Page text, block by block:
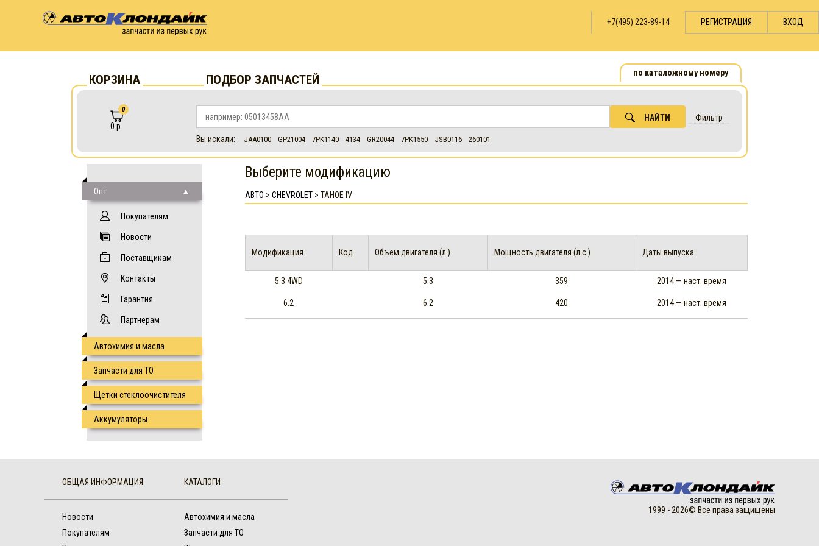
+7(495) 223-89-14 РЕГИСТРАЦИЯ ВХОД
КОРЗИНА ПОДБОР ЗАПЧАСТЕЙ по каталожному номеру
0
0 р.
НАЙТИ Фильтр
Вы искали: JAA0100 GP21004 7PK1140 4134 GR20044 7PK1550 JSB0116 260101
Опт
Покупателям
Новости
Поставщикам
Контакты
Гарантия
Партнерам
Автохимия и масла
Запчасти для ТО
Щетки стеклоочистителя
Аккумуляторы
Выберите модификацию
АВТО > CHEVROLET > TAHOE IV
Модификация Код Объем двигателя (л.) Мощность двигателя (л.с.) Даты выпуска
5.3 4WD 5.3 359 2014 — наст. время
6.2 6.2 420 2014 — наст. время
ОБЩАЯ ИНФОРМАЦИЯ
Новости
Покупателям
КАТАЛОГИ
Автохимия и масла
Запчасти для ТО
1999 - 2026© Все права защищены